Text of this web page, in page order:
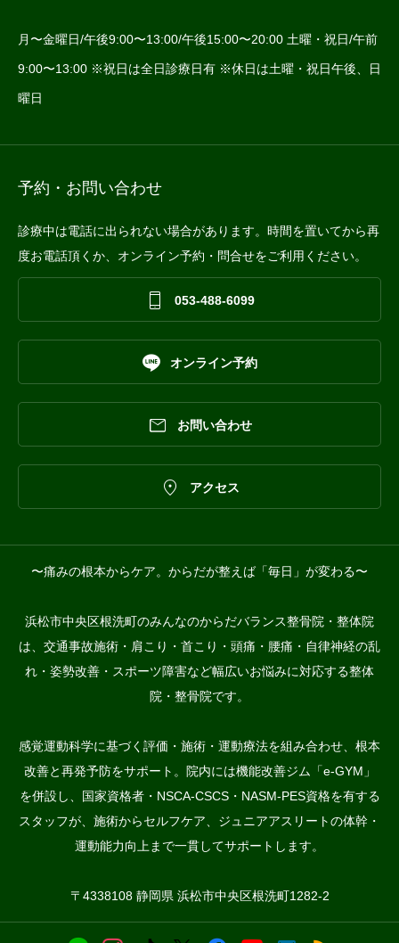
月〜金曜日/午後9:00〜13:00/午後15:00〜20:00 土曜・祝日/午前
9:00〜13:00 ※祝日は全日診療日有 ※休日は土曜・祝日午後、日
曜日
予約・お問い合わせ
診療中は電話に出られない場合があります。時間を置いてから再
度お電話頂くか、オンライン予約・問合せをご利用ください。
 053-488-6099
 オンライン予約
 お問い合わせ
 アクセス
〜痛みの根本からケア。からだが整えば「毎日」が変わる〜
浜松市中央区根洗町のみんなのからだバランス整骨院・整体院
は、交通事故施術・肩こり・首こり・頭痛・腰痛・自律神経の乱
れ・姿勢改善・スポーツ障害など幅広いお悩みに対応する整体
院・整骨院です。
感覚運動科学に基づく評価・施術・運動療法を組み合わせ、根本
改善と再発予防をサポート。院内には機能改善ジム「e-GYM」
を併設し、国家資格者・NSCA-CSCS・NASM-PES資格を有する
スタッフが、施術からセルフケア、ジュニアアスリートの体幹・
運動能力向上まで一貫してサポートします。
〒4338108 静岡県 浜松市中央区根洗町1282-2